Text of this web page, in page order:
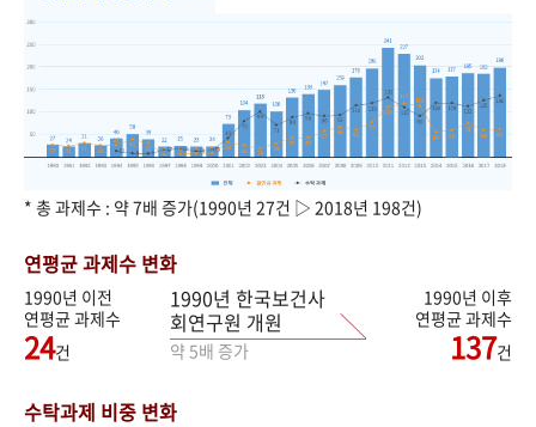
* 총 과제수 : 약 7배 증가(1990년 27건 ▷ 2018년 198건)
연평균 과제수 변화
1990년 이전
연평균 과제수
24건
1990년 한국보건사
회연구원 개원
약 5배 증가
1990년 이후
연평균 과제수
137건
수탁과제 비중 변화